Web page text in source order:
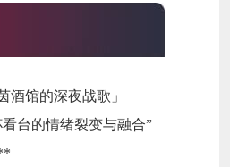
酒馆的深夜战歌」
台的情绪裂变与融合”